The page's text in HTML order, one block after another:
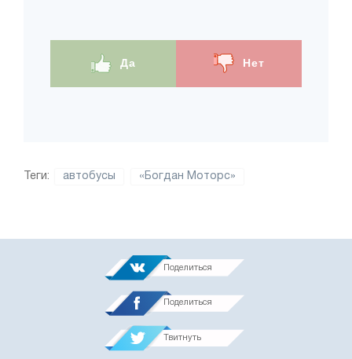
Да Нет
Теги: автобусы «Богдан Моторс»
Поделиться
Поделиться
Твитнуть